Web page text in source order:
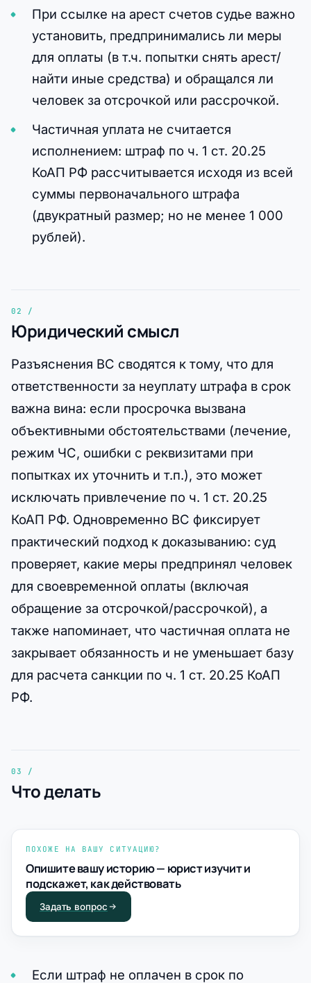
При ссылке на арест счетов судье важно
установить, предпринимались ли меры
для оплаты (в т.ч. попытки снять арест/
найти иные средства) и обращался ли
человек за отсрочкой или рассрочкой.
Частичная уплата не считается
исполнением: штраф по ч. 1 ст. 20.25
КоАП РФ рассчитывается исходя из всей
суммы первоначального штрафа
(двукратный размер; но не менее 1 000
рублей).
Юридический смысл
Разъяснения ВС сводятся к тому, что для
ответственности за неуплату штрафа в срок
важна вина: если просрочка вызвана
объективными обстоятельствами (лечение,
режим ЧС, ошибки с реквизитами при
попытках их уточнить и т.п.), это может
исключать привлечение по ч. 1 ст. 20.25
КоАП РФ. Одновременно ВС фиксирует
практический подход к доказыванию: суд
проверяет, какие меры предпринял человек
для своевременной оплаты (включая
обращение за отсрочкой/рассрочкой), а
также напоминает, что частичная оплата не
закрывает обязанность и не уменьшает базу
для расчета санкции по ч. 1 ст. 20.25 КоАП
РФ.
Что делать
ПОХОЖЕ НА ВАШУ СИТУАЦИЮ?
Опишите вашу историю — юрист изучит и
подскажет, как действовать
Задать вопрос
Если штраф не оплачен в срок по